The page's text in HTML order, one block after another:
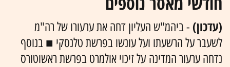
(עדכון) - ביהמ"ש העליון דחה את ערעורו של רה"מ
לשעבר על הרשעתו ועל עונשו בפרשת טלנסקי ■ בנוסף
נדחה ערעור המדינה על זיכוי אולמרט בפרשת ראשוטורס